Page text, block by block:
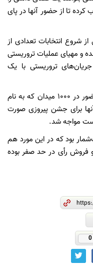
تا از حضور آنها در پای
شروع انتخابات تعدادی از
و مهیای عملیات تروریستی
تروریستی با یک
از جمله اقدامات آنها فراخوان‌هایی برای حضور در ۱۰۰۰ میدان که به نام
برای جشن پیروزی صورت
مواجه شد.
بود که در این مورد هم
فروش رأی در حد صفر بوده
0